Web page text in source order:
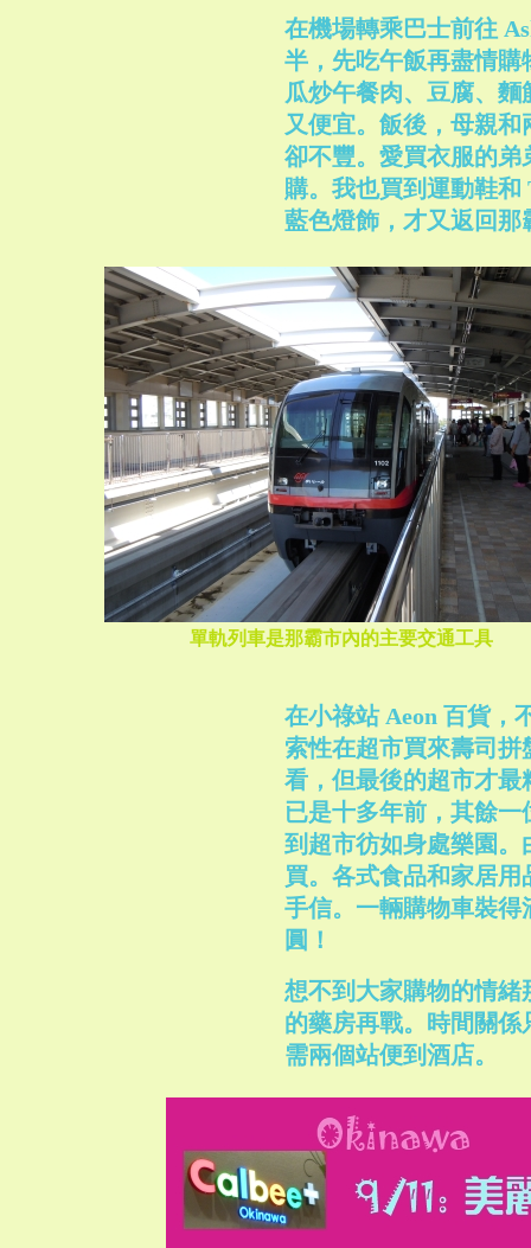
在機場轉乘巴士前往
半，先吃午飯再盡情
瓜炒午餐肉、豆腐、
又便宜。飯後，母親
卻不豐。愛買衣服的
購。我也買到運動鞋
藍色燈飾，才又返回那
單軌列車是那霸市內的主要交通工具
在小祿站 Aeon 百貨，
索性在超市買來壽司
看，但最後的超市才
已是十多年前，其餘
到超市彷如身處樂園
買。各式食品和家居
手信。一輛購物車裝得
圓！
想不到大家購物的情
的藥房再戰。時間關
需兩個站便到酒店。